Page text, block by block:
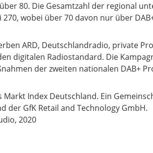
80. Die Gesamtzahl der regional
wobei über 70 davon nur über
ARD, Deutschlandradio, private
digitalen Radiostandard. Die
der zweiten nationalen DAB+
Markt Index Deutschland. Ein
der GfK Retail and Technology GmbH.
2020